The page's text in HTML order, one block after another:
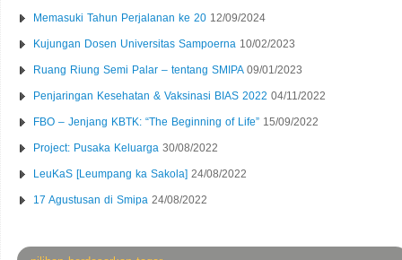
Memasuki Tahun Perjalanan ke 20 12/09/2024
Kujungan Dosen Universitas Sampoerna 10/02/2023
Ruang Riung Semi Palar – tentang SMIPA 09/01/2023
Penjaringan Kesehatan & Vaksinasi BIAS 2022 04/11/2022
FBO – Jenjang KBTK: “The Beginning of Life” 15/09/2022
Project: Pusaka Keluarga 30/08/2022
LeuKaS [Leumpang ka Sakola] 24/08/2022
17 Agustusan di Smipa 24/08/2022